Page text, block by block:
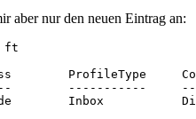
aber nur den neuen Eintrag an:
ft
ProfileType
-----------
Inbox